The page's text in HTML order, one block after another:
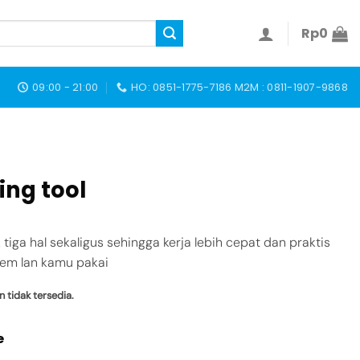
Rp0
09:00 - 21:00 HO: 0851-1775-7186 M2M : 0811-1907-9868
tool
hal sekaligus sehingga kerja lebih cepat dan praktis
lan kamu pakai
tidak tersedia.